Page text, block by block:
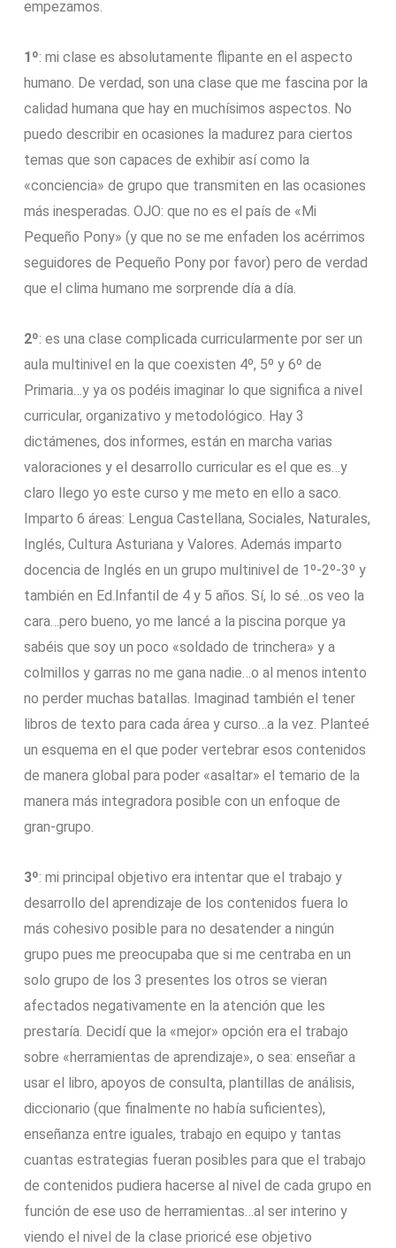
empezamos.
1º: mi clase es absolutamente flipante en el aspecto
humano. De verdad, son una clase que me fascina por la
calidad humana que hay en muchísimos aspectos. No
puedo describir en ocasiones la madurez para ciertos
temas que son capaces de exhibir así como la
«conciencia» de grupo que transmiten en las ocasiones
más inesperadas. OJO: que no es el país de «Mi
Pequeño Pony» (y que no se me enfaden los acérrimos
seguidores de Pequeño Pony por favor) pero de verdad
que el clima humano me sorprende día a día.
2º: es una clase complicada curricularmente por ser un
aula multinivel en la que coexisten 4º, 5º y 6º de
Primaria…y ya os podéis imaginar lo que significa a nivel
curricular, organizativo y metodológico. Hay 3
dictámenes, dos informes, están en marcha varias
valoraciones y el desarrollo curricular es el que es…y
claro llego yo este curso y me meto en ello a saco.
Imparto 6 áreas: Lengua Castellana, Sociales, Naturales,
Inglés, Cultura Asturiana y Valores. Además imparto
docencia de Inglés en un grupo multinivel de 1º-2º-3º y
también en Ed.Infantil de 4 y 5 años. Sí, lo sé…os veo la
cara…pero bueno, yo me lancé a la piscina porque ya
sabéis que soy un poco «soldado de trinchera» y a
colmillos y garras no me gana nadie…o al menos intento
no perder muchas batallas. Imaginad también el tener
libros de texto para cada área y curso…a la vez. Planteé
un esquema en el que poder vertebrar esos contenidos
de manera global para poder «asaltar» el temario de la
manera más integradora posible con un enfoque de
gran-grupo.
3º: mi principal objetivo era intentar que el trabajo y
desarrollo del aprendizaje de los contenidos fuera lo
más cohesivo posible para no desatender a ningún
grupo pues me preocupaba que si me centraba en un
solo grupo de los 3 presentes los otros se vieran
afectados negativamente en la atención que les
prestaría. Decidí que la «mejor» opción era el trabajo
sobre «herramientas de aprendizaje», o sea: enseñar a
usar el libro, apoyos de consulta, plantillas de análisis,
diccionario (que finalmente no había suficientes),
enseñanza entre iguales, trabajo en equipo y tantas
cuantas estrategias fueran posibles para que el trabajo
de contenidos pudiera hacerse al nivel de cada grupo en
función de ese uso de herramientas…al ser interino y
viendo el nivel de la clase prioricé ese objetivo